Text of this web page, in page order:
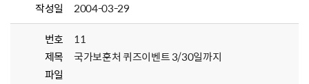
작성일
2004-03-29
번호
11
제목
국가보훈처 퀴즈이벤트 3/30일까지
파일